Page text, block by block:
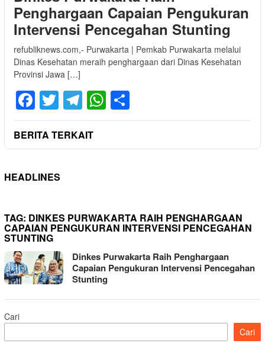
Penghargaan Capaian Pengukuran
Intervensi Pencegahan Stunting
refubliknews.com,- Purwakarta | Pemkab Purwakarta melalui
Dinas Kesehatan meraih penghargaan dari Dinas Kesehatan
Provinsi Jawa […]
Facebook
Twitter
Telegram
WhatsApp
BERITA TERKAIT
HEADLINES
TAG: DINKES PURWAKARTA RAIH PENGHARGAAN
CAPAIAN PENGUKURAN INTERVENSI PENCEGAHAN
STUNTING
Dinkes Purwakarta Raih Penghargaan
Capaian Pengukuran Intervensi Pencegahan
Stunting
Cari
Cari